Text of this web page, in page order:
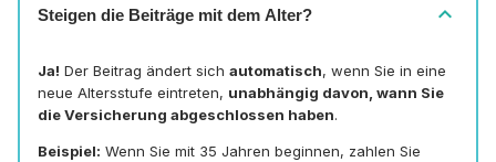
Steigen die Beiträge mit dem Alter? expand_more
Ja! Der Beitrag ändert sich automatisch, wenn Sie in eine
neue Altersstufe eintreten, unabhängig davon, wann Sie
die Versicherung abgeschlossen haben.
Beispiel: Wenn Sie mit 35 Jahren beginnen, zahlen Sie